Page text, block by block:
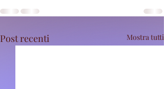
Post recenti Mostra tutti